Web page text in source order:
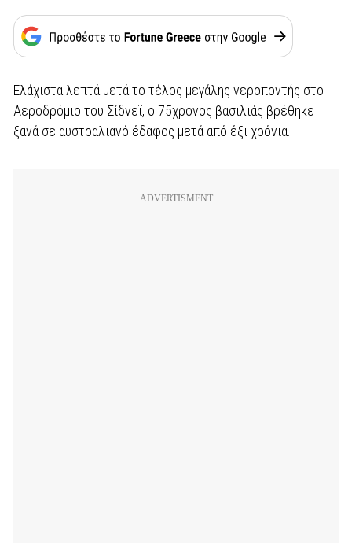
Ελάχιστα λεπτά μετά το τέλος μεγάλης νεροποντής στο
Αεροδρόμιο του Σίδνεϊ, ο 75χρονος βασιλιάς βρέθηκε
ξανά σε αυστραλιανό έδαφος μετά από έξι χρόνια.